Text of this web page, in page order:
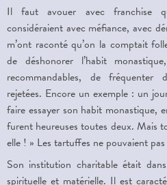
Il faut avouer avec franchise
considéraient avec méfiance, avec
m’ont raconté qu’on la comptait
de déshonorer l’habit
recommandables, de fréquenter
rejetées. Encore un exemple : un
faire essayer son habit monastique,
furent heureuses toutes deux. Mais
elle ! » Les tartuffes ne pouvaient
Son institution charitable était
spirituelle et matérielle. Il est